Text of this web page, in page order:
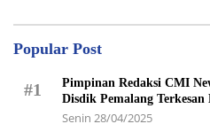
Popular Post
#1
Pimpinan Redaksi CMI
Disdik Pemalang Terkesan
Senin 28/04/2025